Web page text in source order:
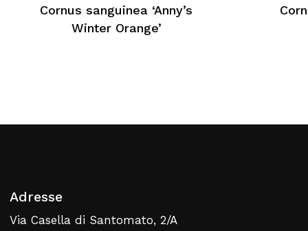
Aucun produit dans le
Cornus sanguinea ‘Anny’s
Winter Orange’
Adresse
Via Casella di Santomato, 2/A